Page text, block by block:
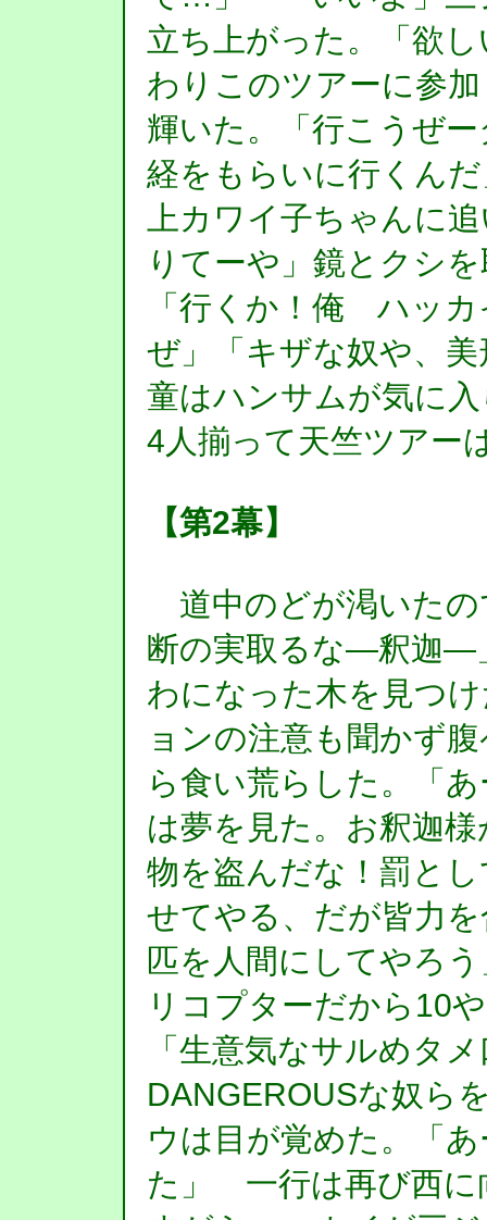
立ち上がった。「欲
わりこのツアーに参
輝いた。「行こうぜ
経をもらいに行くん
上カワイ子ちゃんに
りてーや」鏡とクシ
「行くか！俺 ハッ
ぜ」「キザな奴や、
童はハンサムが気に
4人揃って天竺ツアー
【第2幕】
道中のどが渇いたの
断の実取るな―釈迦―
わになった木を見つ
ョンの注意も聞かず
ら食い荒らした。「
は夢を見た。お釈迦
物を盗んだな！罰と
せてやる、だが皆力
匹を人間にしてやろ
リコプターだから10
「生意気なサルめタ
DANGEROUSな奴ら
ウは目が覚めた。「
た」 一行は再び西に